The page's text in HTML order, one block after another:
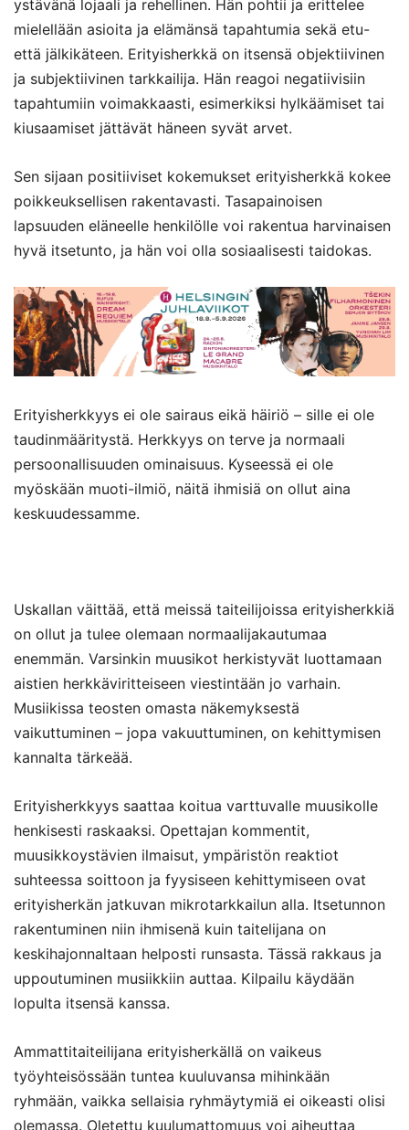
ystävänä lojaali ja rehellinen. Hän pohtii ja erittelee
mielellään asioita ja elämänsä tapahtumia sekä etu-
että jälkikäteen. Erityisherkkä on itsensä objektiivinen
ja subjektiivinen tarkkailija. Hän reagoi negatiivisiin
tapahtumiin voimakkaasti, esimerkiksi hylkäämiset tai
kiusaamiset jättävät häneen syvät arvet.
Sen sijaan positiiviset kokemukset erityisherkkä kokee
poikkeuksellisen rakentavasti. Tasapainoisen
lapsuuden eläneelle henkilölle voi rakentua harvinaisen
hyvä itsetunto, ja hän voi olla sosiaalisesti taidokas.
Erityisherkkyys ei ole sairaus eikä häiriö – sille ei ole
taudinmääritystä. Herkkyys on terve ja normaali
persoonallisuuden ominaisuus. Kyseessä ei ole
myöskään muoti-ilmiö, näitä ihmisiä on ollut aina
keskuudessamme.
Uskallan väittää, että meissä taiteilijoissa erityisherkkiä
on ollut ja tulee olemaan normaalijakautumaa
enemmän. Varsinkin muusikot herkistyvät luottamaan
aistien herkkäviritteiseen viestintään jo varhain.
Musiikissa teosten omasta näkemyksestä
vaikuttuminen – jopa vakuuttuminen, on kehittymisen
kannalta tärkeää.
Erityisherkkyys saattaa koitua varttuvalle muusikolle
henkisesti raskaaksi. Opettajan kommentit,
muusikkoystävien ilmaisut, ympäristön reaktiot
suhteessa soittoon ja fyysiseen kehittymiseen ovat
erityisherkän jatkuvan mikrotarkkailun alla. Itsetunnon
rakentuminen niin ihmisenä kuin taitelijana on
keskihajonnaltaan helposti runsasta. Tässä rakkaus ja
uppoutuminen musiikkiin auttaa. Kilpailu käydään
lopulta itsensä kanssa.
Ammattitaiteilijana erityisherkällä on vaikeus
työyhteisössään tuntea kuuluvansa mihinkään
ryhmään, vaikka sellaisia ryhmäytymiä ei oikeasti olisi
olemassa. Oletettu kuulumattomuus voi aiheuttaa